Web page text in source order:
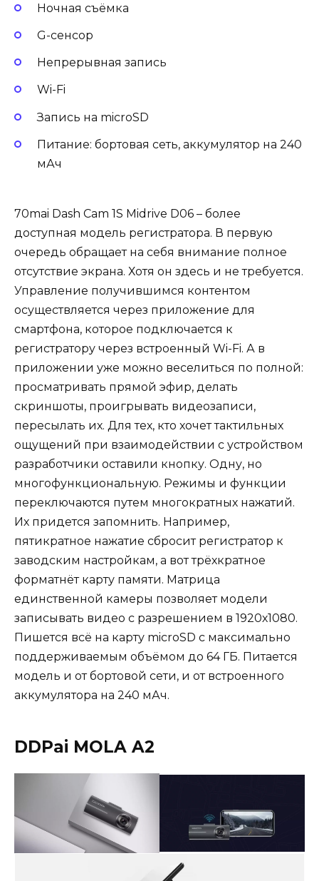
Ночная съёмка
G-сенсор
Непрерывная запись
Wi-Fi
Запись на microSD
Питание: бортовая сеть, аккумулятор на 240
мАч
70mai Dash Cam 1S Midrive D06 – более
доступная модель регистратора. В первую
очередь обращает на себя внимание полное
отсутствие экрана. Хотя он здесь и не требуется.
Управление получившимся контентом
осуществляется через приложение для
смартфона, которое подключается к
регистратору через встроенный Wi-Fi. А в
приложении уже можно веселиться по полной:
просматривать прямой эфир, делать
скриншоты, проигрывать видеозаписи,
пересылать их. Для тех, кто хочет тактильных
ощущений при взаимодействии с устройством
разработчики оставили кнопку. Одну, но
многофункциональную. Режимы и функции
переключаются путем многократных нажатий.
Их придется запомнить. Например,
пятикратное нажатие сбросит регистратор к
заводским настройкам, а вот трёхкратное
форматнёт карту памяти. Матрица
единственной камеры позволяет модели
записывать видео с разрешением в 1920х1080.
Пишется всё на карту microSD с максимально
поддерживаемым объёмом до 64 ГБ. Питается
модель и от бортовой сети, и от встроенного
аккумулятора на 240 мАч.
DDPai MOLA A2